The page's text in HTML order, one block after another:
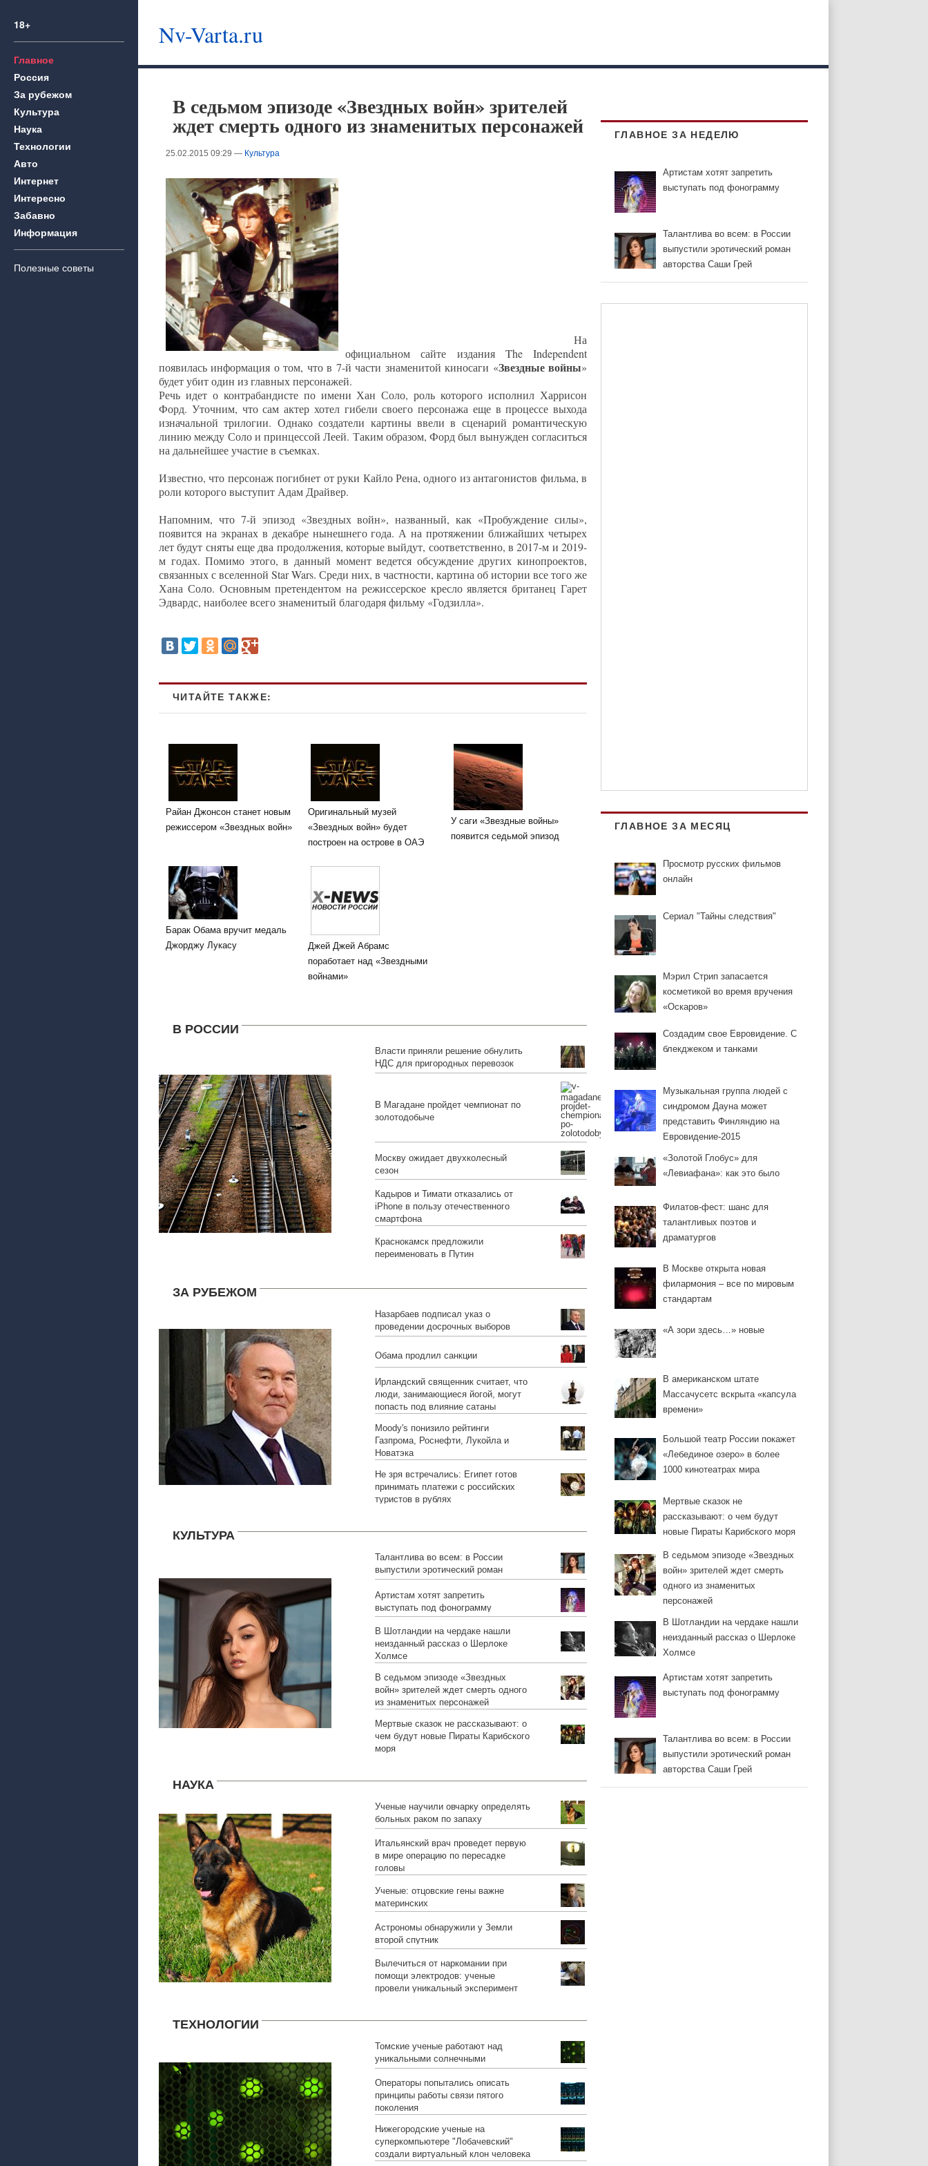
18+
Главное
Россия
За рубежом
Культура
Наука
Технологии
Авто
Интернет
Интересно
Забавно
Информация
Полезные советы
Nv-Varta.ru
В седьмом эпизоде «Звездных войн» зрителей
ждет смерть одного из знаменитых персонажей
25.02.2015 09:29 — Культура
На
официальном сайте издания The Independent
появилась информация о том, что в 7-й части знаменитой киносаги «Звездные войны»
будет убит один из главных персонажей.
Речь идет о контрабандисте по имени Хан Соло, роль которого исполнил Харрисон
Форд. Уточним, что сам актер хотел гибели своего персонажа еще в процессе выхода
изначальной трилогии. Однако создатели картины ввели в сценарий романтическую
линию между Соло и принцессой Леей. Таким образом, Форд был вынужден согласиться
на дальнейшее участие в съемках.
Известно, что персонаж погибнет от руки Кайло Рена, одного из антагонистов фильма, в
роли которого выступит Адам Драйвер.
Напомним, что 7-й эпизод «Звездных войн», названный, как «Пробуждение силы»,
появится на экранах в декабре нынешнего года. А на протяжении ближайших четырех
лет будут сняты еще два продолжения, которые выйдут, соответственно, в 2017-м и 2019-
м годах. Помимо этого, в данный момент ведется обсуждение других кинопроектов,
связанных с вселенной Star Wars. Среди них, в частности, картина об истории все того же
Хана Соло. Основным претендентом на режиссерское кресло является британец Гарет
Эдвардс, наиболее всего знаменитый благодаря фильму «Годзилла».
ЧИТАЙТЕ ТАКЖЕ:
Райан Джонсон станет новым
режиссером «Звездных войн»
Оригинальный музей
«Звездных войн» будет
построен на острове в ОАЭ
У саги «Звездные войны»
появится седьмой эпизод
Барак Обама вручит медаль
Джорджу Лукасу
Джей Джей Абрамс
поработает над «Звездными
войнами»
В РОССИИ
Власти приняли решение обнулить
НДС для пригородных перевозок
В Магадане пройдет чемпионат по
золотодобыче
Москву ожидает двухколесный
сезон
Кадыров и Тимати отказались от
iPhone в пользу отечественного
смартфона
Краснокамск предложили
переименовать в Путин
ЗА РУБЕЖОМ
Назарбаев подписал указ о
проведении досрочных выборов
президента
Обама продлил санкции
Ирландский священник считает, что
люди, занимающиеся йогой, могут
попасть под влияние сатаны
Moody's понизило рейтинги
Газпрома, Роснефти, Лукойла и
Новатэка
Не зря встречались: Египет готов
принимать платежи с российских
туристов в рублях
КУЛЬТУРА
Талантлива во всем: в России
выпустили эротический роман
авторства Саши Грей
Артистам хотят запретить
выступать под фонограмму
В Шотландии на чердаке нашли
неизданный рассказ о Шерлоке
Холмсе
В седьмом эпизоде «Звездных
войн» зрителей ждет смерть одного
из знаменитых персонажей
Мертвые сказок не рассказывают: о
чем будут новые Пираты Карибского
моря
НАУКА
Ученые научили овчарку определять
больных раком по запаху
Итальянский врач проведет первую
в мире операцию по пересадке
головы
Ученые: отцовские гены важне
материнских
Астрономы обнаружили у Земли
второй спутник
Вылечиться от наркомании при
помощи электродов: ученые
провели уникальный эксперимент
ТЕХНОЛОГИИ
Томские ученые работают над
уникальными солнечными
батареями, которые можно будет
свернуть в рулон
Операторы попытались описать
принципы работы связи пятого
поколения
Нижегородские ученые на
суперкомпьютере "Лобачевский"
создали виртуальный клон человека
ГЛАВНОЕ ЗА НЕДЕЛЮ
Артистам хотят запретить
выступать под фонограмму
Талантлива во всем: в России
выпустили эротический роман
авторства Саши Грей
ГЛАВНОЕ ЗА МЕСЯЦ
Просмотр русских фильмов
онлайн
Сериал "Тайны следствия"
Мэрил Стрип запасается
косметикой во время вручения
«Оскаров»
Создадим свое Евровидение. С
блекджеком и танками
Музыкальная группа людей с
синдромом Дауна может
представить Финляндию на
Евровидение-2015
«Золотой Глобус» для
«Левиафана»: как это было
Филатов-фест: шанс для
талантливых поэтов и
драматургов
В Москве открыта новая
филармония – все по мировым
стандартам
«А зори здесь…» новые
В американском штате
Массачусетс вскрыта «капсула
времени»
Большой театр России покажет
«Лебединое озеро» в более
1000 кинотеатрах мира
Мертвые сказок не
рассказывают: о чем будут
новые Пираты Карибского моря
В седьмом эпизоде «Звездных
войн» зрителей ждет смерть
одного из знаменитых
персонажей
В Шотландии на чердаке нашли
неизданный рассказ о Шерлоке
Холмсе
Артистам хотят запретить
выступать под фонограмму
Талантлива во всем: в России
выпустили эротический роман
авторства Саши Грей